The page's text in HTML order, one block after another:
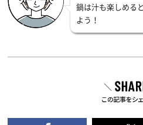
鍋は汁も楽しめる
よう！